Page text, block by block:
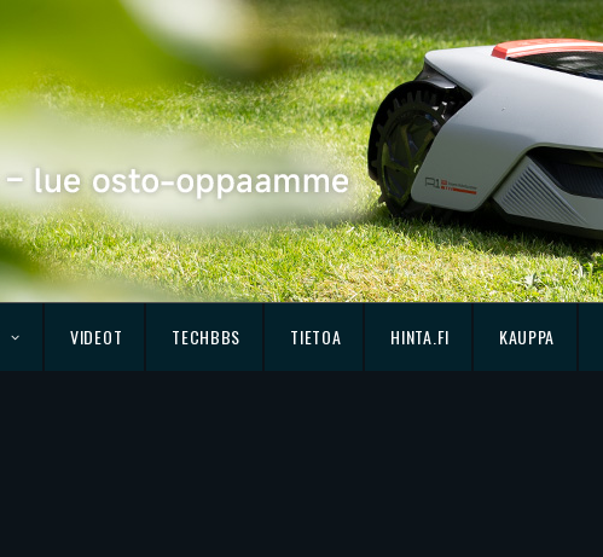
VIDEOT TECHBBS TIETOA HINTA.FI KAUPPA